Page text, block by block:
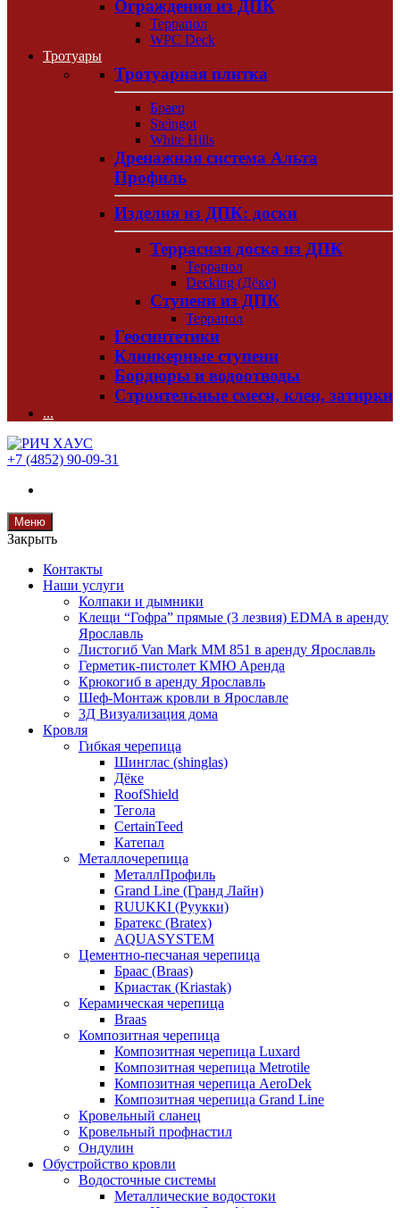
Ограждения из ДПК
Террапол
WPC Deck
Тротуары
Тротуарная плитка
Браер
Steingot
White Hills
Дренажная система Альта
Профиль
Изделия из ДПК: доски
Террасная доска из ДПК
Террапол
Decking (Дёке)
Ступени из ДПК
Террапол
Геосинтетики
Клинкерные ступени
Бордюры и водоотводы
Строительные смеси, клеи, затирки
...
+7 (4852) 90-09-31
Меню
Закрыть
Контакты
Наши услуги
Колпаки и дымники
Клещи “Гофра” прямые (3 лезвия) EDMA в аренду
Ярославль
Листогиб Van Mark MM 851 в аренду Ярославль
Герметик-пистолет КМЮ Аренда
Крюкогиб в аренду Ярославль
Шеф-Монтаж кровли в Ярославле
3Д Визуализация дома
Кровля
Гибкая черепица
Шинглас (shinglas)
Дёке
RoofShield
Тегола
CertainTeed
Катепал
Металлочерепица
МеталлПрофиль
Grand Line (Гранд Лайн)
RUUKKI (Руукки)
Братекс (Bratex)
AQUASYSTEM
Цементно-песчаная черепица
Браас (Braas)
Криастак (Kriastak)
Керамическая черепица
Braas
Композитная черепица
Композитная черепица Luxard
Композитная черепица Metrotile
Композитная черепица AeroDek
Композитная черепица Grand Line
Кровельный сланец
Кровельный профнастил
Ондулин
Обустройство кровли
Водосточные системы
Металлические водостоки